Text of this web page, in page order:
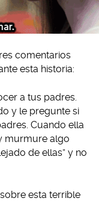
comentarios
esta historia:
a tus padres.
y le pregunte si
Cuando ella
murmure algo
de ellas” y no
esta terrible